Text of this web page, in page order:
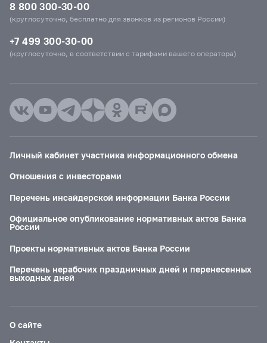
8 800 300-30-00
(круглосуточно, бесплатно для звонков из регионов России)
+7 499 300-30-00
(круглосуточно, в соответствии с тарифами вашего оператора)
Личный кабинет участника информационного обмена
Отношения с инвесторами
Перечень инсайдерской информации Банка России
Официальное опубликование нормативных актов Банка
России
Проекты нормативных актов Банка России
Перечень нерабочих праздничных дней и перенесенных
выходных дней
О сайте